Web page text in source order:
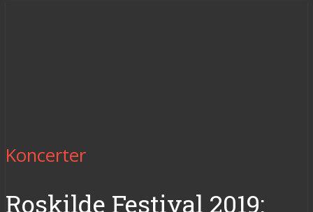
Koncerter
Roskilde Festival 2019: